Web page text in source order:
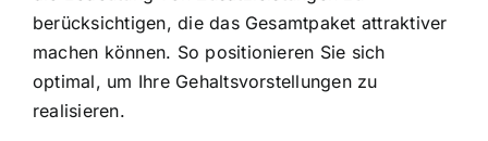
berücksichtigen, die das Gesamtpaket attraktiver
machen können. So positionieren Sie sich
optimal, um Ihre Gehaltsvorstellungen zu
realisieren.